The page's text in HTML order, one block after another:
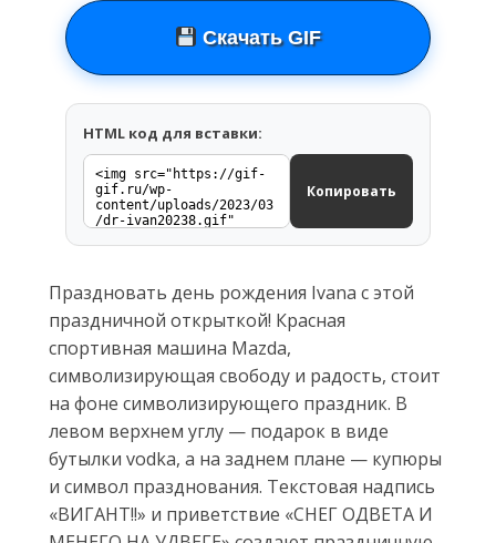
Скачать GIF
HTML код для вставки:
Копировать
Праздновать день рождения Ivana с этой
праздничной открыткой! Красная
спортивная машина Mazda,
символизирующая свободу и радость, стоит
на фоне символизирующего праздник. В
левом верхнем углу — подарок в виде
бутылки vodka, а на заднем плане — купюры
и символ празднования. Текстовая надпись
«ВИГАНТ!!» и приветствие «СНЕГ ОДВЕТА И